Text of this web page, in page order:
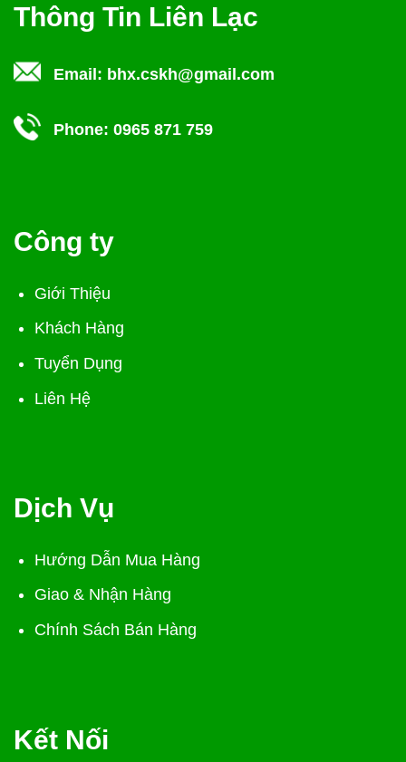
Thông Tin Liên Lạc
Email: bhx.cskh@gmail.com
Phone: 0965 871 759
Công ty
Giới Thiệu
Khách Hàng
Tuyển Dụng
Liên Hệ
Dịch Vụ
Hướng Dẫn Mua Hàng
Giao & Nhận Hàng
Chính Sách Bán Hàng
Kết Nối